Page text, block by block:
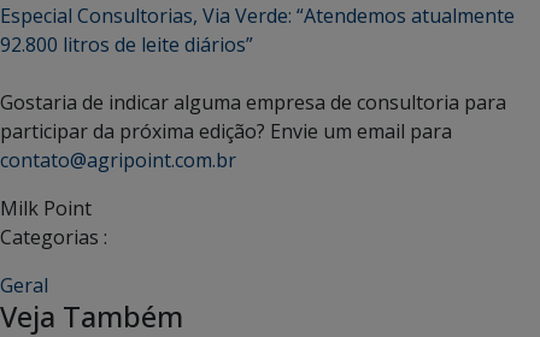
Especial Consultorias, Via Verde: “Atendemos atualmente
92.800 litros de leite diários”
Gostaria de indicar alguma empresa de consultoria para
participar da próxima edição? Envie um email para
contato@agripoint.com.br
Milk Point
Categorias :
Geral
Veja Também